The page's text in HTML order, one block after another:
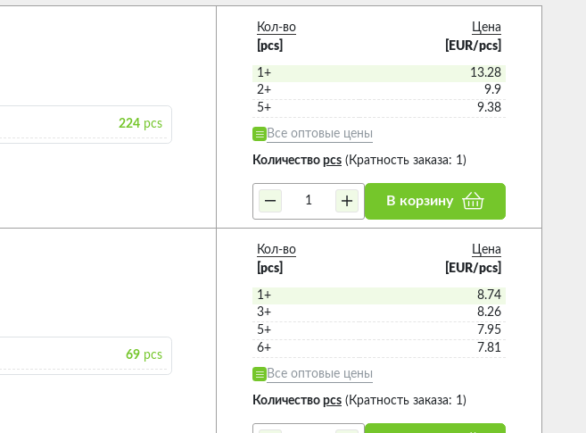
224 pcs
Кол-во
[pcs]
Цена
[EUR/pcs]
1+
13.28
2+
9.9
5+
9.38
Все оптовые цены
Количество pcs (Кратность заказа: 1)
В корзину
69 pcs
Кол-во
[pcs]
Цена
[EUR/pcs]
1+
8.74
3+
8.26
5+
7.95
6+
7.81
Все оптовые цены
Количество pcs (Кратность заказа: 1)